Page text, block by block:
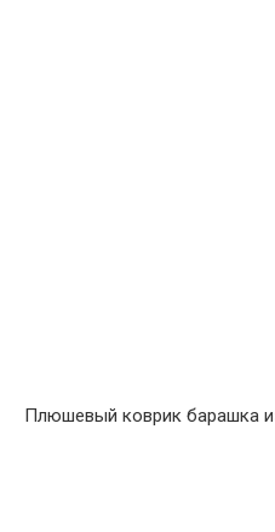
Плюшевый коврик барашка